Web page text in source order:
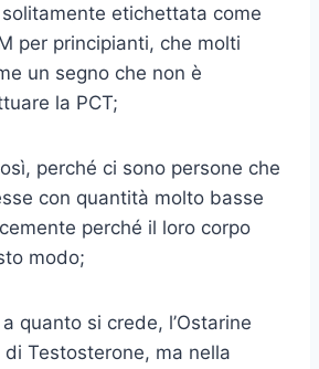
solitamente etichettata come
per principianti, che molti
un segno che non è
la PCT;
perché ci sono persone che
con quantità molto basse
perché il loro corpo
modo;
quanto si crede, l’Ostarine
Testosterone, ma nella